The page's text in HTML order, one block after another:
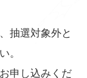
抽選対象外と
。
申し込みくだ